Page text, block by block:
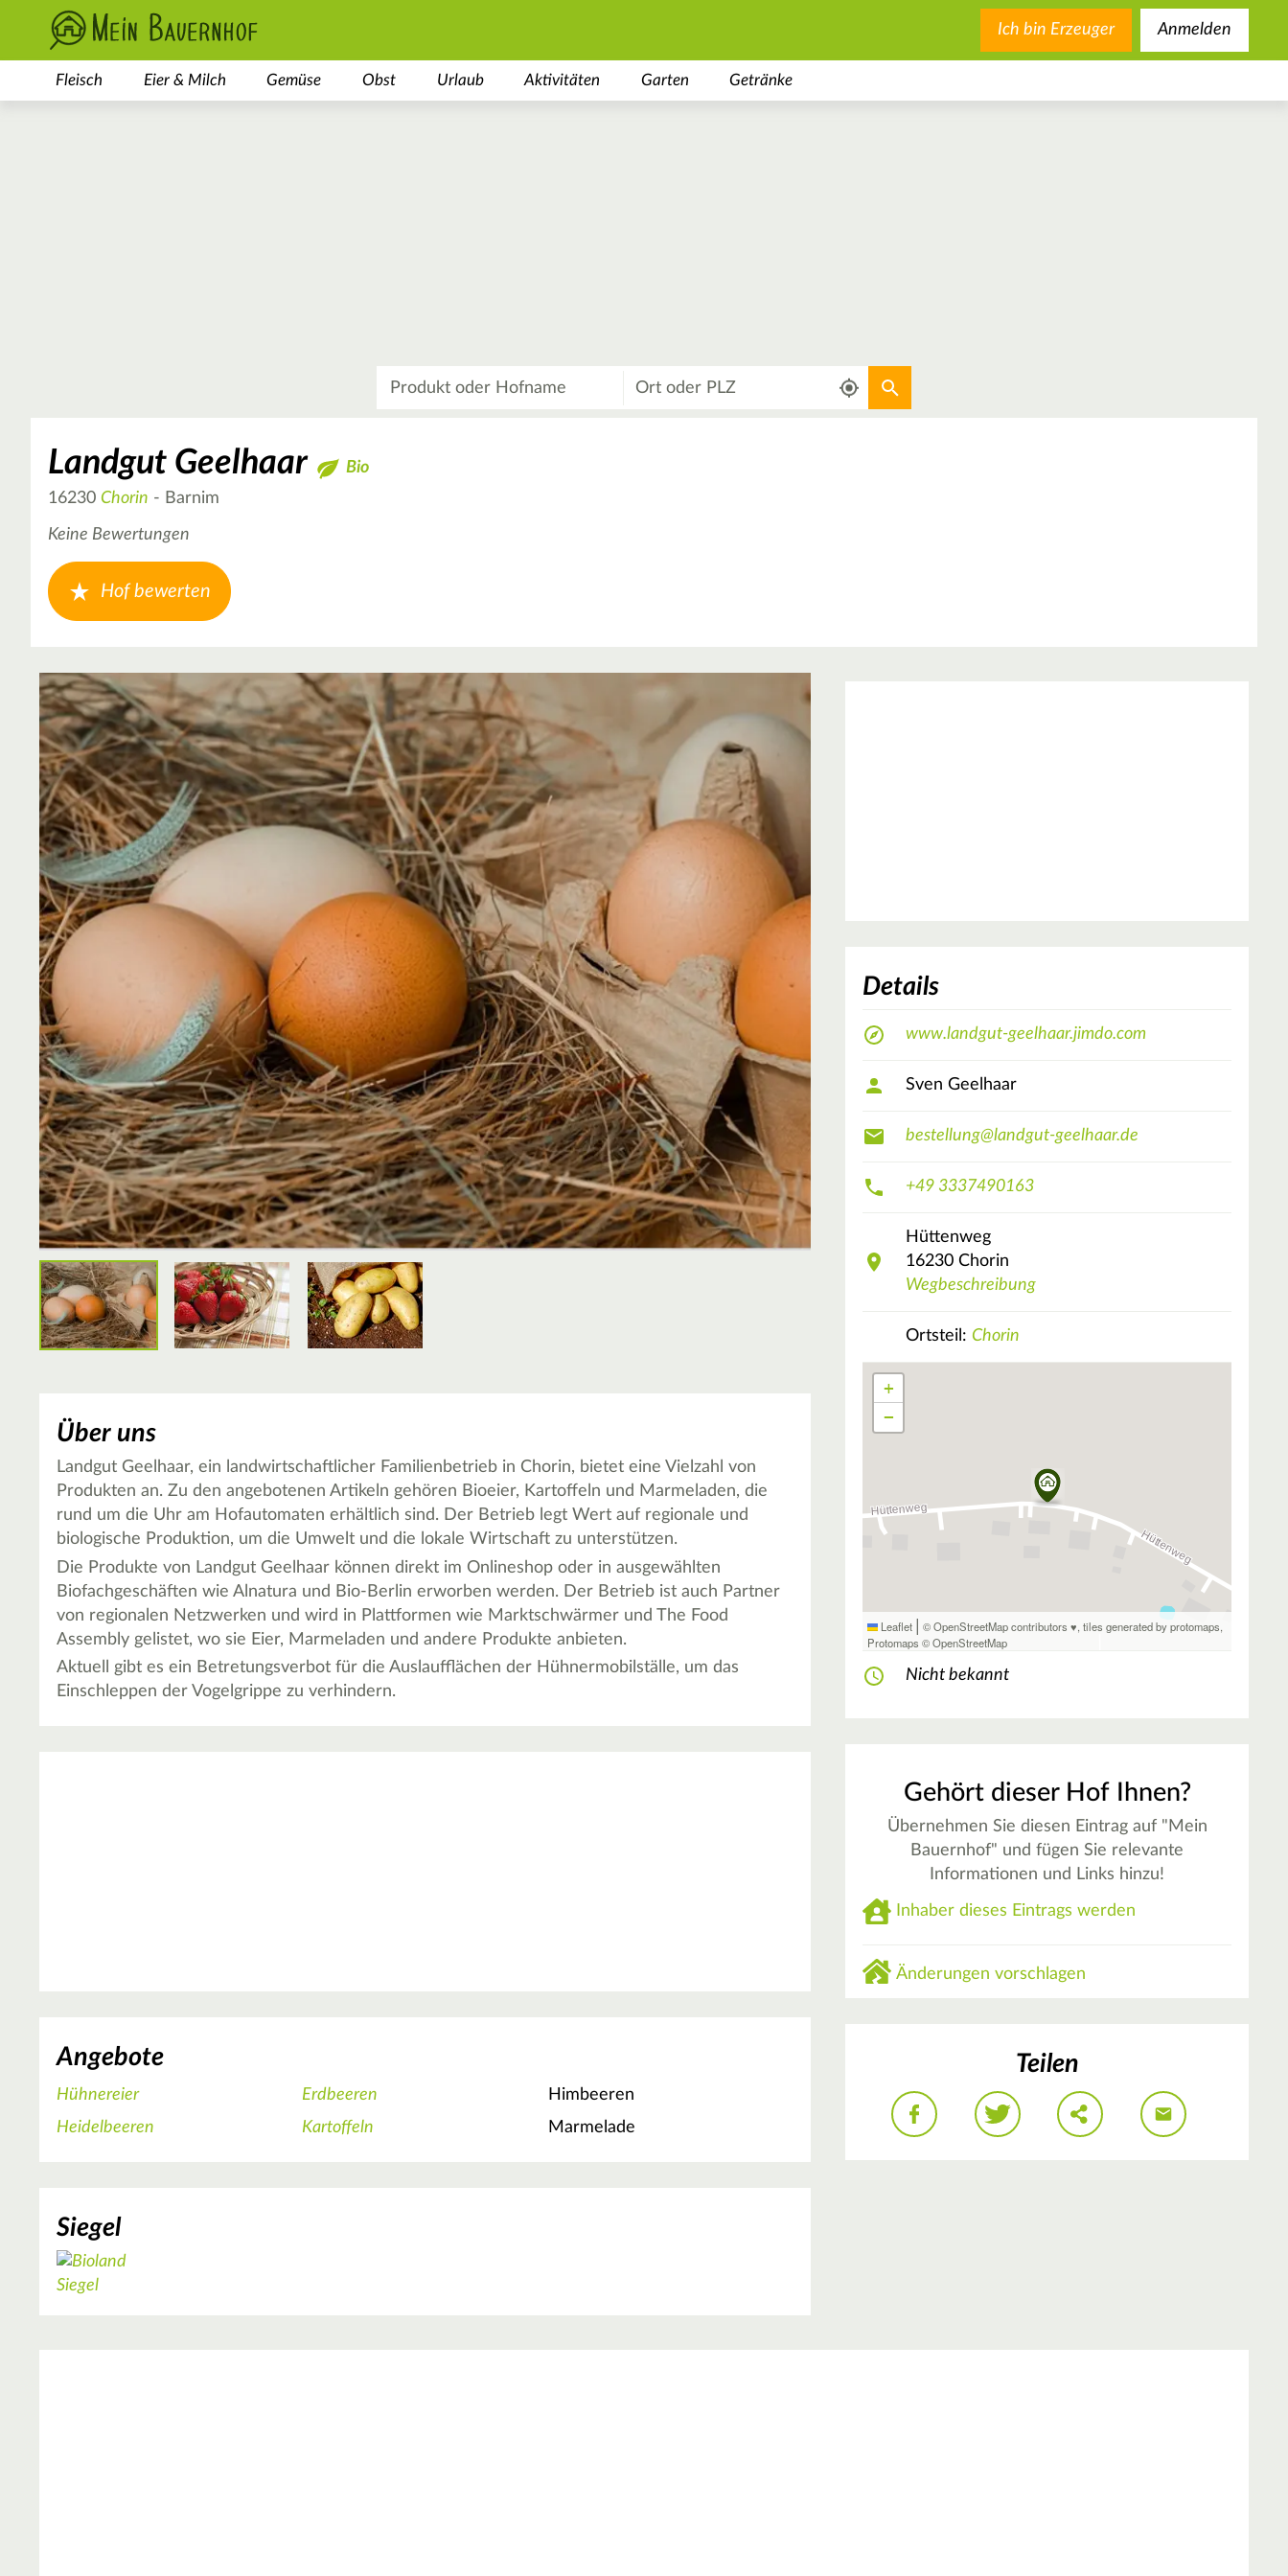
Ich bin Erzeuger Anmelden
Fleisch Eier & Milch Gemüse Obst Urlaub Aktivitäten Garten Getränke
Aktuellen Standort verwenden
Landgut Geelhaar
Bio
16230 Chorin - Barnim
Keine Bewertungen
Hof bewerten
Über uns
Landgut Geelhaar, ein landwirtschaftlicher Familienbetrieb in Chorin, bietet eine Vielzahl von
Produkten an. Zu den angebotenen Artikeln gehören Bioeier, Kartoffeln und Marmeladen, die
rund um die Uhr am Hofautomaten erhältlich sind. Der Betrieb legt Wert auf regionale und
biologische Produktion, um die Umwelt und die lokale Wirtschaft zu unterstützen.
Die Produkte von Landgut Geelhaar können direkt im Onlineshop oder in ausgewählten
Biofachgeschäften wie Alnatura und Bio-Berlin erworben werden. Der Betrieb ist auch Partner
von regionalen Netzwerken und wird in Plattformen wie Marktschwärmer und The Food
Assembly gelistet, wo sie Eier, Marmeladen und andere Produkte anbieten.
Aktuell gibt es ein Betretungsverbot für die Auslaufflächen der Hühnermobilställe, um das
Einschleppen der Vogelgrippe zu verhindern.
Angebote
Hühnereier Erdbeeren
Himbeeren
Heidelbeeren
Kartoffeln Marmelade
Siegel
Details
www.landgut-geelhaar.jimdo.com
Sven Geelhaar
bestellung@landgut-geelhaar.de
+49 3337490163
Hüttenweg
16230 Chorin
Wegbeschreibung
Ortsteil: Chorin
+
−
Leaflet | © OpenStreetMap contributors ♥,tiles generated by protomaps,
Protomaps ©OpenStreetMap
Nicht bekannt
Gehört dieser Hof Ihnen?
Übernehmen Sie diesen Eintrag auf "Mein
Bauernhof" und fügen Sie relevante
Informationen und Links hinzu!
Inhaber dieses Eintrags werden
Änderungen vorschlagen
Teilen